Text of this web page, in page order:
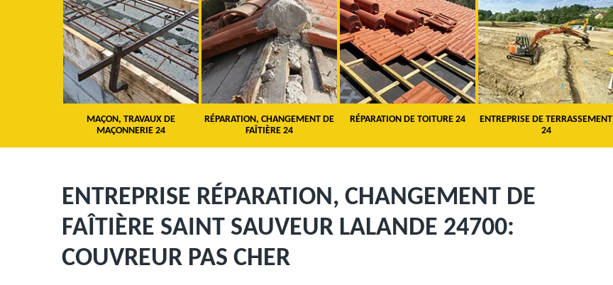
MAÇON, TRAVAUX DE
MAÇONNERIE 24
RÉPARATION, CHANGEMENT DE
FAÎTIÈRE 24
RÉPARATION DE TOITURE 24
ENTREPRISE DE TERRASSEMENT
24
ENTREPRISE RÉPARATION, CHANGEMENT DE
FAÎTIÈRE SAINT SAUVEUR LALANDE 24700:
COUVREUR PAS CHER